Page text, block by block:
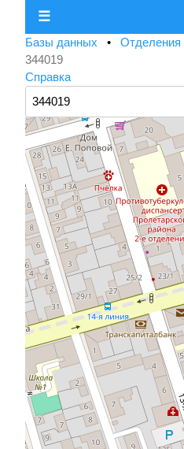
☰
Базы данных • Отделения
344019
Справка